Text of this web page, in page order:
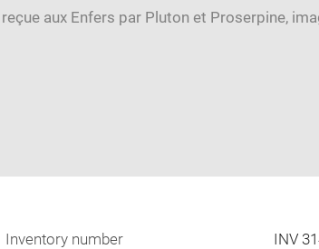
Inventory number
INV